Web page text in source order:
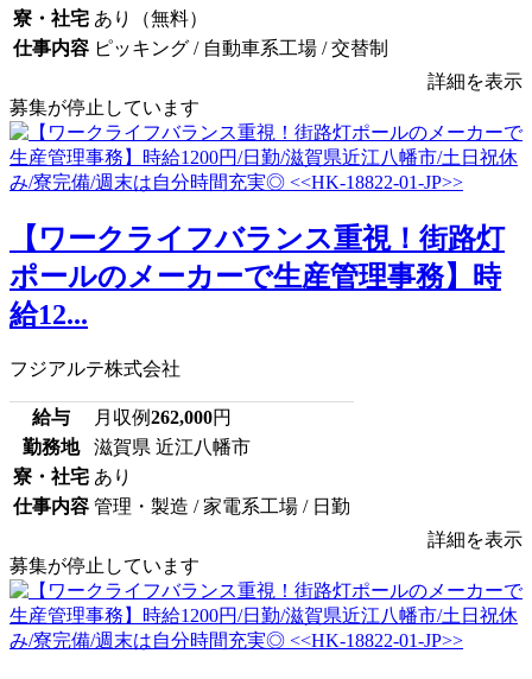
寮・社宅 あり（無料）
仕事内容 ピッキング / 自動車系工場 / 交替制
詳細を表示
募集が停止しています
【ワークライフバランス重視！街路灯
ポールのメーカーで生産管理事務】時
給12...
フジアルテ株式会社
給与 月収例262,000円
勤務地
滋賀県 近江八幡市
寮・社宅 あり
仕事内容 管理・製造 / 家電系工場 / 日勤
詳細を表示
募集が停止しています